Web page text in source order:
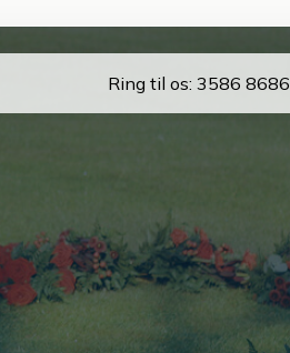
Ring til os: 3586 8686